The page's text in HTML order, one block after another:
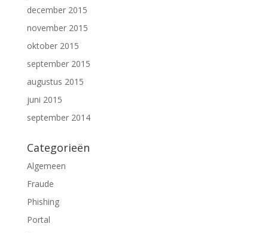
december 2015
november 2015
oktober 2015
september 2015
augustus 2015
juni 2015
september 2014
Categorieën
Algemeen
Fraude
Phishing
Portal